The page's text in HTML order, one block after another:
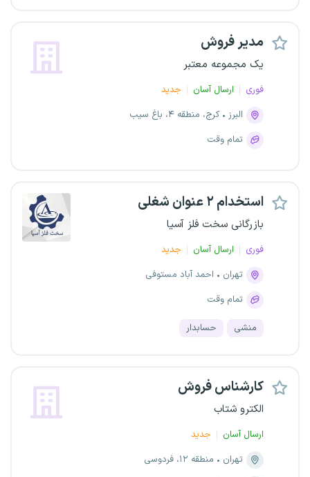
مدیر فروش
یک مجموعه معتبر
فوری ارسال آسان
جدید
البرز
کرج، منطقه ۴، باغ سیب
تمام وقت
استخدام ۲ عنوان شغلی
بازرگانی سخت فلز آسیا
فوری ارسال آسان
جدید
تهران
احمد آباد مستوفی
تمام وقت
منشی حسابدار
کارشناس فروش
الکترو شتاب
ارسال آسان
جدید
تهران
منطقه ۱۲، فردوسی